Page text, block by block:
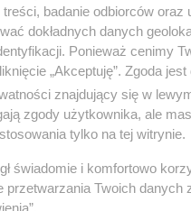
jednak zbyła je bez
jej nigdy ani prywatnie,
bardziej nie będę –
badanie odbiorców oraz
dokładnych danych
Ponieważ cenimy
„Akceptuję”. Zgoda
znajdujący się w
zgody użytkownika, ale
tylko na tej witrynie.
świadomie i komfortowo
przetwarzania Twoich danych